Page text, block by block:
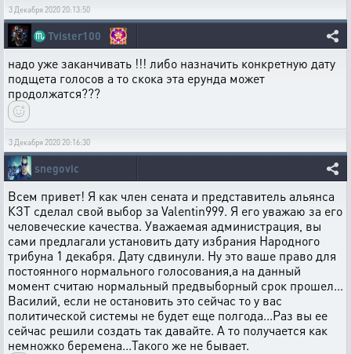
3 Декабря 2020 20:13:50
♏Tvister100
надо уже заканчивать !!! либо назначить конкретную дату
подщета голосов а то скока эта ерунда может
продолжатся???
3 Декабря 2020 20:16:30
snegovic
Всем привет! Я как член сената и представитель альянса
КЗТ сделал свой выбор за Valentin999. Я его уважаю за его
человеческие качества. Уважаемая администрация, вы
сами предлагали установить дату избрания Народного
трибуна 1 декабря. Дату сдвинули. Ну это ваше право для
постоянного нормального голосования,а на данный
момент считаю нормальный предвыборный срок прошел...
Василий, если не остановить это сейчас то у вас
политической системы не будет еще полгода...Раз вы ее
сейчас решили создать так давайте. А то получается как
немножко беремена...Такого же не бывает.